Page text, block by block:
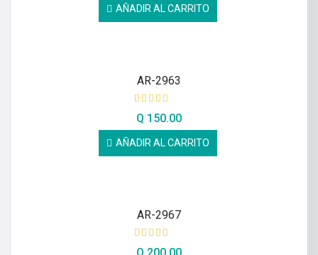
AÑADIR AL CARRITO
AR-2963
Q 150.00
AÑADIR AL CARRITO
AR-2967